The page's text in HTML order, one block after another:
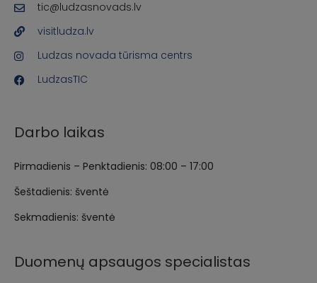
tic@ludzasnovads.lv
visitludza.lv
Ludzas novada tūrisma centrs
LudzasTIC
Darbo laikas
Pirmadienis – Penktadienis: 08:00 – 17:00
Šeštadienis: šventė
Sekmadienis: šventė
Duomenų apsaugos specialistas